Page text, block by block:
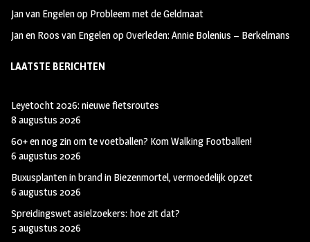
Jan van Engelenop Probleem met de Geldmaat
Jan en Roos van EngelenopOverleden: Annie Bolenius – Berkelmans
LAATSTE BERICHTEN
Leyetocht 2026: nieuwe fietsroutes
8 augustus 2026
60+ en nog zin om te voetballen? Kom Walking Footballen!
6 augustus 2026
Buxusplanten in brand in Biezenmortel, vermoedelijk opzet
6 augustus 2026
Spreidingswet asielzoekers: hoe zit dat?
5 augustus 2026